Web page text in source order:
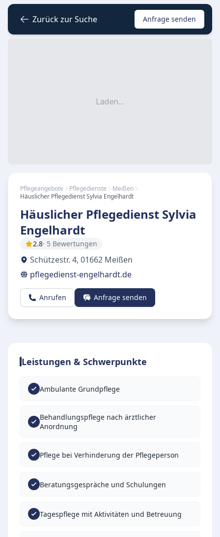
Zurück zur Suche Anfrage senden
Laden...
Pflegeangebote Pflegedienste
Meißen
Häuslicher Pflegedienst Sylvia Engelhardt
Häuslicher Pflegedienst Sylvia
Engelhardt
2.8· 5 Bewertungen
Schützestr. 4, 01662 Meißen
pflegedienst-engelhardt.de
Anrufen Anfrage senden
Leistungen & Schwerpunkte
Ambulante Grundpflege
Behandlungspflege nach ärztlicher
Anordnung
Pflege bei Verhinderung der Pflegeperson
Beratungsgespräche und Schulungen
Tagespflege mit Aktivitäten und Betreuung